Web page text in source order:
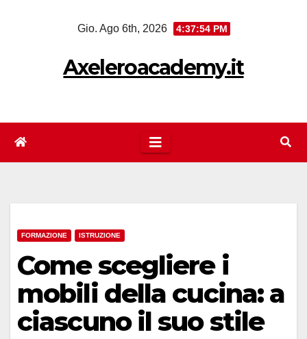
Gio. Ago 6th, 2026 4:37:54 PM
Axeleroacademy.it
FORMAZIONE ISTRUZIONE
Come scegliere i
mobili della cucina: a
ciascuno il suo stile